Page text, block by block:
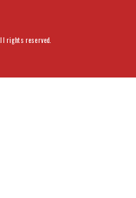
rights reserved.